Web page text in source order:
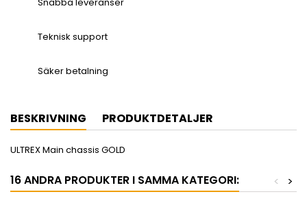
Teknisk support
Säker betalning
BESKRIVNING PRODUKTDETALJER
ULTREX Main chassis GOLD
16 ANDRA PRODUKTER I SAMMA KATEGORI: >
<